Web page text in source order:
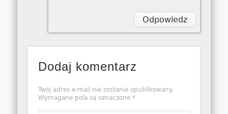
Odpowiedz
Dodaj komentarz
Twój adres e-mail nie zostanie opublikowany.
Wymagane pola są oznaczone *